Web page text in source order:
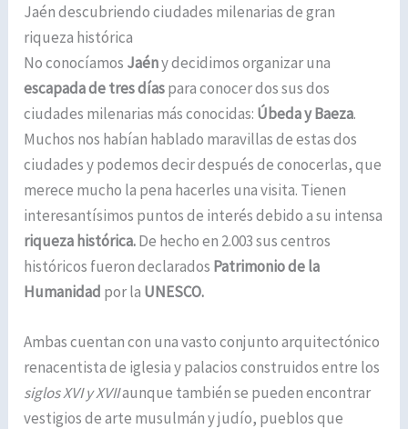
Jaén descubriendo ciudades milenarias de gran
riqueza histórica
No conocíamos Jaény decidimos organizar una
escapada de tres díaspara conocer dos sus dos
ciudades milenarias más conocidas: Úbeda y Baeza.
Muchos nos habían hablado maravillas de estas dos
ciudades y podemos decir después de conocerlas, que
merece mucho la pena hacerles una visita. Tienen
interesantísimos puntos de interés debido a su intensa
riqueza histórica.De hecho en 2.003 sus centros
históricos fueron declarados Patrimonio de la
Humanidad por la UNESCO.
Ambas cuentan con una vasto conjunto arquitectónico
renacentista de iglesia y palacios construidos entre los
siglos XVI y XVIIaunque también se pueden encontrar
vestigios de arte musulmán y judío, pueblos que